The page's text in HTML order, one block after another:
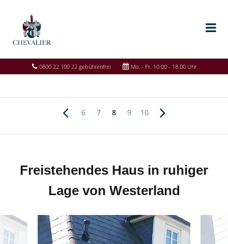
0800 22 100 22 gebührenfrei Mo. - Fr. 10.00 - 18.00 Uhr
6 7 8 9 10
Freistehendes Haus in ruhiger
Lage von Westerland